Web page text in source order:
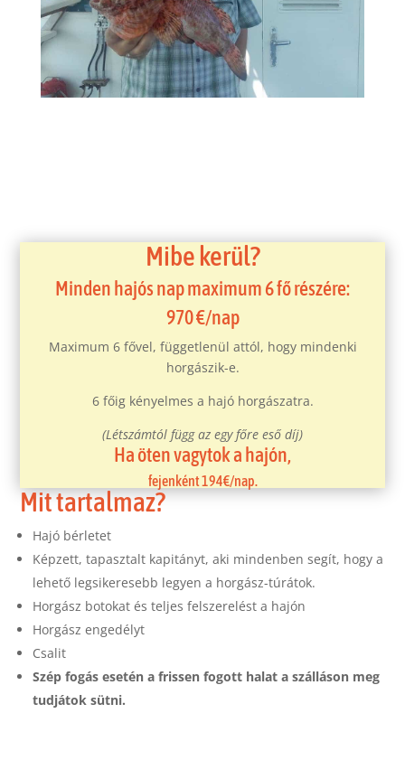
Mibe kerül?
Minden hajós nap maximum 6 fő részére:
970 €/nap
Maximum 6 fővel, függetlenül attól, hogy mindenki
horgászik-e.
6 főig kényelmes a hajó horgászatra.
(Létszámtól függ az egy főre eső díj)
Ha öten vagytok a hajón,
fejenként 194€/nap.
Mit tartalmaz?
Hajó bérletet
Képzett, tapasztalt kapitányt, aki mindenben segít, hogy a
lehető legsikeresebb legyen a horgász-túrátok.
Horgász botokat és teljes felszerelést a hajón
Horgász engedélyt
Csalit
Szép fogás esetén a frissen fogott halat a szálláson meg
tudjátok sütni.